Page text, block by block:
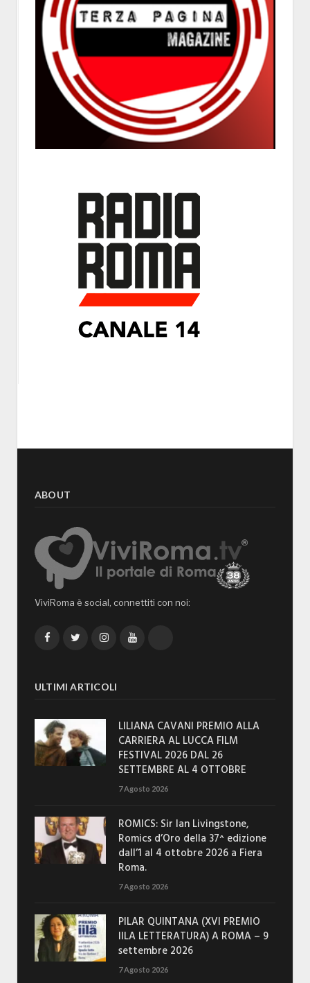
ABOUT
ViviRoma è social, connettiti con noi:
FacebookTwitterInstagramYouTube
ULTIMI ARTICOLI
LILIANA CAVANI PREMIO ALLA
CARRIERA AL LUCCA FILM
FESTIVAL 2026 DAL 26
SETTEMBRE AL 4 OTTOBRE
7 Agosto 2026
ROMICS: Sir Ian Livingstone,
Romics d’Oro della 37^ edizione
dall’1 al 4 ottobre 2026 a Fiera
Roma.
7 Agosto 2026
PILAR QUINTANA (XVI PREMIO
IILA LETTERATURA) A ROMA – 9
settembre 2026
7 Agosto 2026